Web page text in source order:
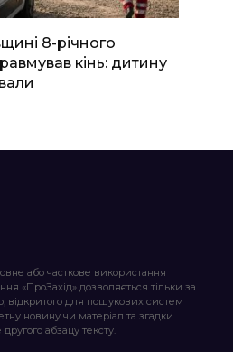
8-річного
кінь: дитину
або часткове використання
«ПроЗахід» дозволяється тільки за
відкритого для пошукових систем
новину чи матеріал та згадки
абзацу тексту.